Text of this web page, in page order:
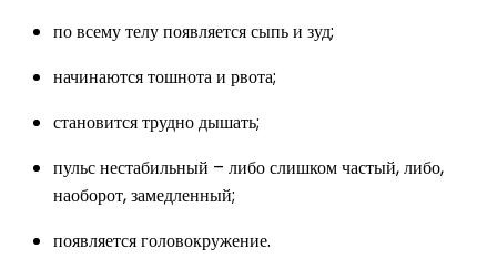
по всему телу появляется сыпь и зуд;
начинаются тошнота и рвота;
становится трудно дышать;
пульс нестабильный – либо слишком частый, либо,
наоборот, замедленный;
появляется головокружение.